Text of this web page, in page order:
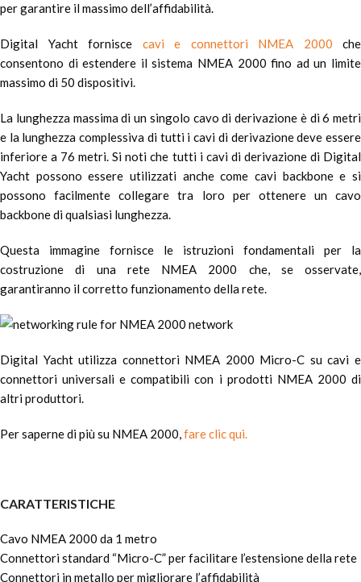
per garantire il massimo dell’affidabilità.
Digital Yacht fornisce cavi e connettori NMEA 2000 che
consentono di estendere il sistema NMEA 2000 fino ad un limite
massimo di 50 dispositivi.
La lunghezza massima di un singolo cavo di derivazione è di 6 metri
e la lunghezza complessiva di tutti i cavi di derivazione deve essere
inferiore a 76 metri. Si noti che tutti i cavi di derivazione di Digital
Yacht possono essere utilizzati anche come cavi backbone e si
possono facilmente collegare tra loro per ottenere un cavo
backbone di qualsiasi lunghezza.
Questa immagine fornisce le istruzioni fondamentali per la
costruzione di una rete NMEA 2000 che, se osservate,
garantiranno il corretto funzionamento della rete.
Digital Yacht utilizza connettori NMEA 2000 Micro-C su cavi e
connettori universali e compatibili con i prodotti NMEA 2000 di
altri produttori.
Per saperne di più su NMEA 2000,fare clic qui.
CARATTERISTICHE
Cavo NMEA 2000 da 1 metro
Connettori standard “Micro-C” per facilitare l’estensione della rete
Connettori in metallo per migliorare l’affidabilità